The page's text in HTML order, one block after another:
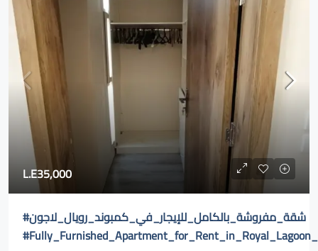
L.E35,000
#شقة_مفروشة_بالكامل_للإيجار_في_كمبوند_رويال_لاجون